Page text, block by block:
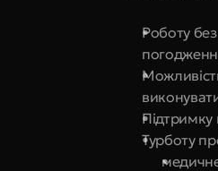
Роботу
Підтримку
Турботу